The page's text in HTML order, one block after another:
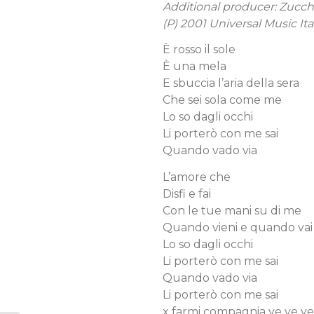
Additional producer:
(P) 2001 Universal Music
È rosso il sole
È una mela
E sbuccia l’aria della sera
Che sei sola come me
Lo so dagli occhi
Li porterò con me sai
Quando vado via
L’amore che
Disfi e fai
Con le tue mani su di me
Quando vieni e quando vai
Lo so dagli occhi
Li porterò con me sai
Quando vado via
Li porterò con me sai